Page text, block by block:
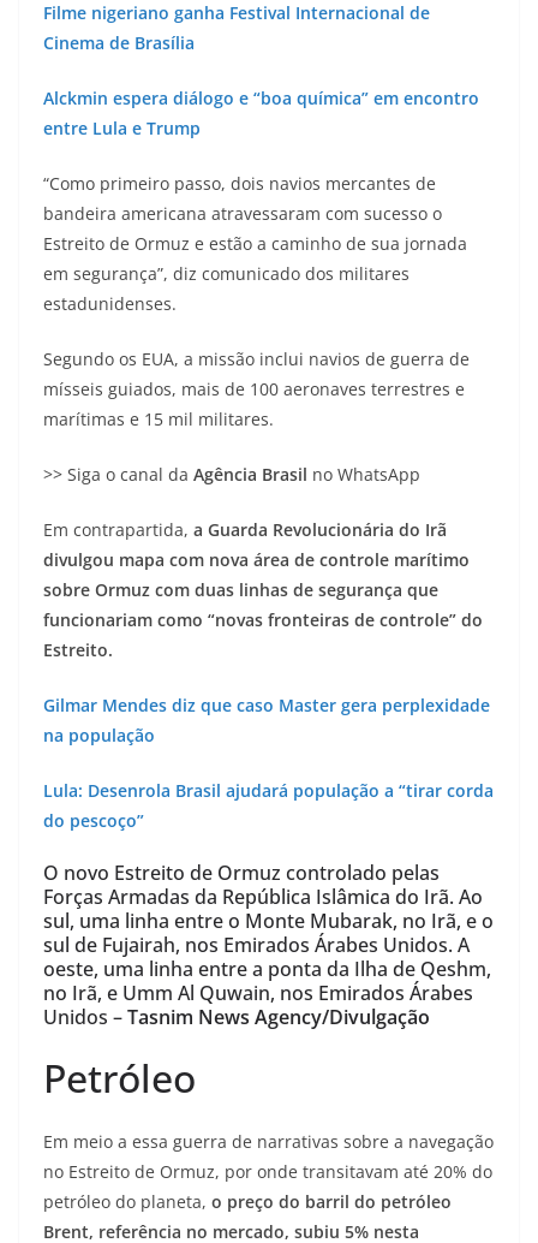
Filme nigeriano ganha Festival Internacional de
Cinema de Brasília
Alckmin espera diálogo e “boa química” em encontro
entre Lula e Trump
“Como primeiro passo, dois navios mercantes de
bandeira americana atravessaram com sucesso o
Estreito de Ormuz e estão a caminho de sua jornada
em segurança”, diz comunicado dos militares
estadunidenses.
Segundo os EUA, a missão inclui navios de guerra de
mísseis guiados, mais de 100 aeronaves terrestres e
marítimas e 15 mil militares.
>> Siga o canal da Agência Brasil no WhatsApp
Em contrapartida, a Guarda Revolucionária do Irã
divulgou mapa com nova área de controle marítimo
sobre Ormuz com duas linhas de segurança que
funcionariam como “novas fronteiras de controle” do
Estreito.
Gilmar Mendes diz que caso Master gera perplexidade
na população
Lula: Desenrola Brasil ajudará população a “tirar corda
do pescoço”
O novo Estreito de Ormuz controlado pelas
Forças Armadas da República Islâmica do Irã. Ao
sul, uma linha entre o Monte Mubarak, no Irã, e o
sul de Fujairah, nos Emirados Árabes Unidos. A
oeste, uma linha entre a ponta da Ilha de Qeshm,
no Irã, e Umm Al Quwain, nos Emirados Árabes
Unidos –Tasnim News Agency/Divulgação
Petróleo
Em meio a essa guerra de narrativas sobre a navegação
no Estreito de Ormuz, por onde transitavam até 20% do
petróleo do planeta, o preço do barril do petróleo
Brent, referência no mercado, subiu 5% nesta